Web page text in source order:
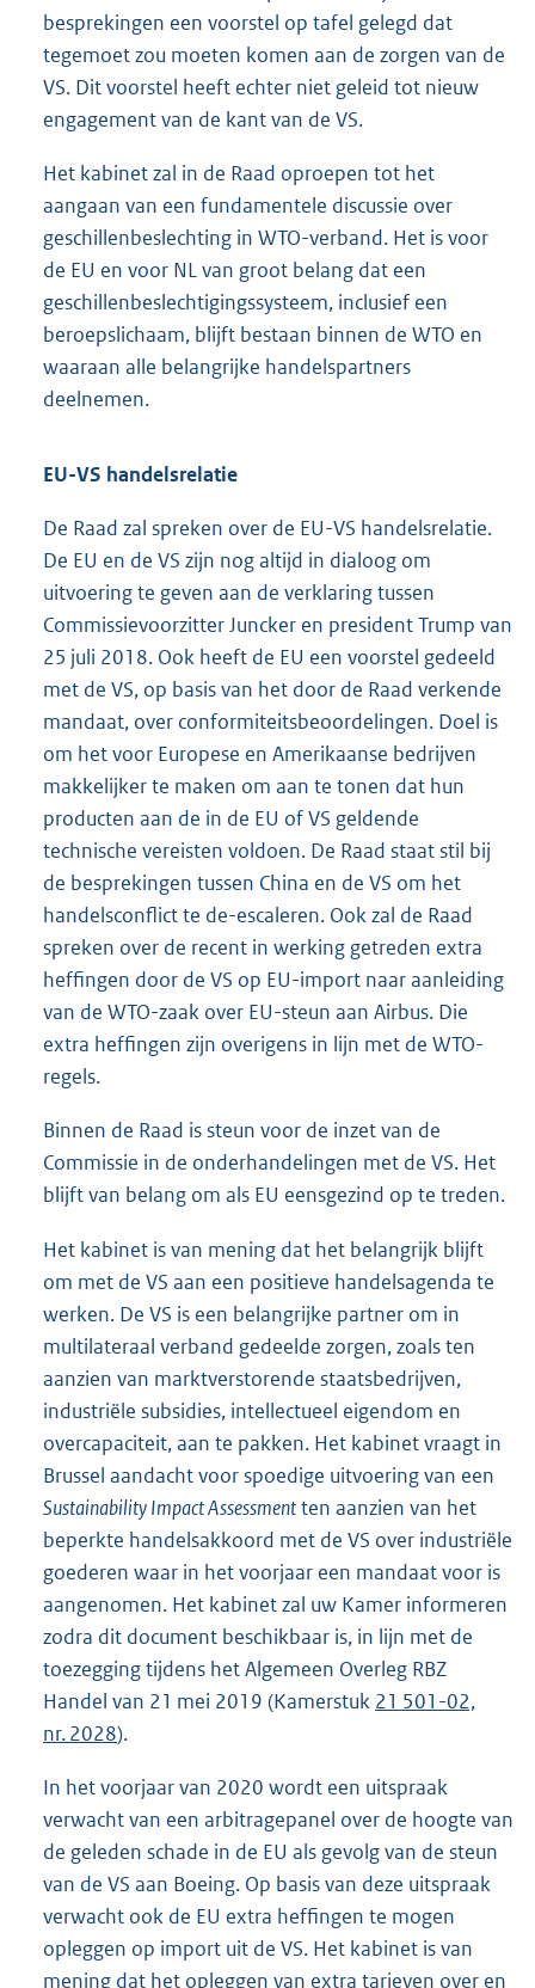
besprekingen een voorstel op tafel gelegd dat
tegemoet zou moeten komen aan de zorgen van de
VS. Dit voorstel heeft echter niet geleid tot nieuw
engagement van de kant van de VS.
Het kabinet zal in de Raad oproepen tot het
aangaan van een fundamentele discussie over
geschillenbeslechting in WTO-verband. Het is voor
de EU en voor NL van groot belang dat een
geschillenbeslechtigingssysteem, inclusief een
beroepslichaam, blijft bestaan binnen de WTO en
waaraan alle belangrijke handelspartners
deelnemen.
EU-VS handelsrelatie
De Raad zal spreken over de EU-VS handelsrelatie.
De EU en de VS zijn nog altijd in dialoog om
uitvoering te geven aan de verklaring tussen
Commissievoorzitter Juncker en president Trump van
25 juli 2018. Ook heeft de EU een voorstel gedeeld
met de VS, op basis van het door de Raad verkende
mandaat, over conformiteitsbeoordelingen. Doel is
om het voor Europese en Amerikaanse bedrijven
makkelijker te maken om aan te tonen dat hun
producten aan de in de EU of VS geldende
technische vereisten voldoen. De Raad staat stil bij
de besprekingen tussen China en de VS om het
handelsconflict te de-escaleren. Ook zal de Raad
spreken over de recent in werking getreden extra
heffingen door de VS op EU-import naar aanleiding
van de WTO-zaak over EU-steun aan Airbus. Die
extra heffingen zijn overigens in lijn met de WTO-
regels.
Binnen de Raad is steun voor de inzet van de
Commissie in de onderhandelingen met de VS. Het
blijft van belang om als EU eensgezind op te treden.
Het kabinet is van mening dat het belangrijk blijft
om met de VS aan een positieve handelsagenda te
werken. De VS is een belangrijke partner om in
multilateraal verband gedeelde zorgen, zoals ten
aanzien van marktverstorende staatsbedrijven,
industriële subsidies, intellectueel eigendom en
overcapaciteit, aan te pakken. Het kabinet vraagt in
Brussel aandacht voor spoedige uitvoering van een
Sustainability Impact Assessmentten aanzien van het
beperkte handelsakkoord met de VS over industriële
goederen waar in het voorjaar een mandaat voor is
aangenomen. Het kabinet zal uw Kamer informeren
zodra dit document beschikbaar is, in lijn met de
toezegging tijdens het Algemeen Overleg RBZ
Handel van 21 mei 2019 (Kamerstuk 21 501-02,
nr. 2028).
In het voorjaar van 2020 wordt een uitspraak
verwacht van een arbitragepanel over de hoogte van
de geleden schade in de EU als gevolg van de steun
van de VS aan Boeing. Op basis van deze uitspraak
verwacht ook de EU extra heffingen te mogen
opleggen op import uit de VS. Het kabinet is van
mening dat het opleggen van extra tarieven over en